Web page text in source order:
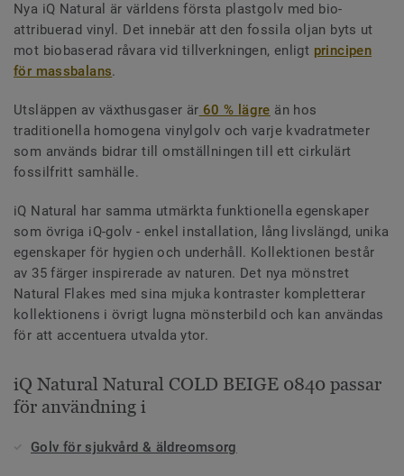
Nya iQ Natural är världens första plastgolv med bio-
attribuerad vinyl. Det innebär att den fossila oljan byts ut
mot biobaserad råvara vid tillverkningen, enligt principen
för massbalans.
Utsläppen av växthusgaser är 60 % lägre än hos
traditionella homogena vinylgolv och varje kvadratmeter
som används bidrar till omställningen till ett cirkulärt
fossilfritt samhälle.
iQ Natural har samma utmärkta funktionella egenskaper
som övriga iQ-golv - enkel installation, lång livslängd, unika
egenskaper för hygien och underhåll. Kollektionen består
av 35 färger inspirerade av naturen. Det nya mönstret
Natural Flakes med sina mjuka kontraster kompletterar
kollektionens i övrigt lugna mönsterbild och kan användas
för att accentuera utvalda ytor.
iQ Natural Natural COLD BEIGE 0840 passar
för användning i
Golv för sjukvård & äldreomsorg